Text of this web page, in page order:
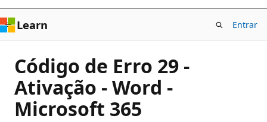
Learn Entrar
Código de Erro 29 -
Ativação - Word -
Microsoft 365